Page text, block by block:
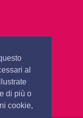
al
di più o
cookie,